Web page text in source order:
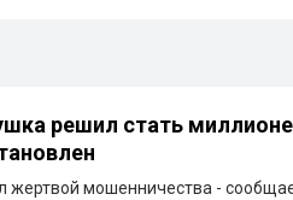
решил стать
жертвой мошенничества -